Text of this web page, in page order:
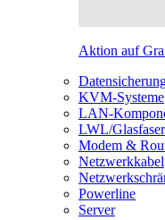
Aktion auf
KVM-Systeme
LAN-
LWL/Glasfaser
Modem &
Netzwerkkabel
Powerline
Server